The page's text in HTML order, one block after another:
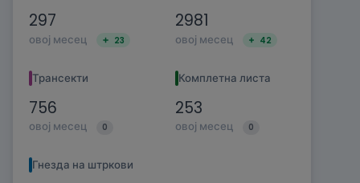
297
овој месец 23
2981
овој месец 42
Трансекти
756
овој месец 0
Комплетна листа
253
овој месец 0
Гнезда на штркови